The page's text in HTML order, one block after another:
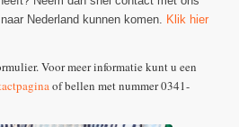
Nederland kunnen komen. Klik hier
Voor meer informatie kunt u een
of bellen met nummer 0341-